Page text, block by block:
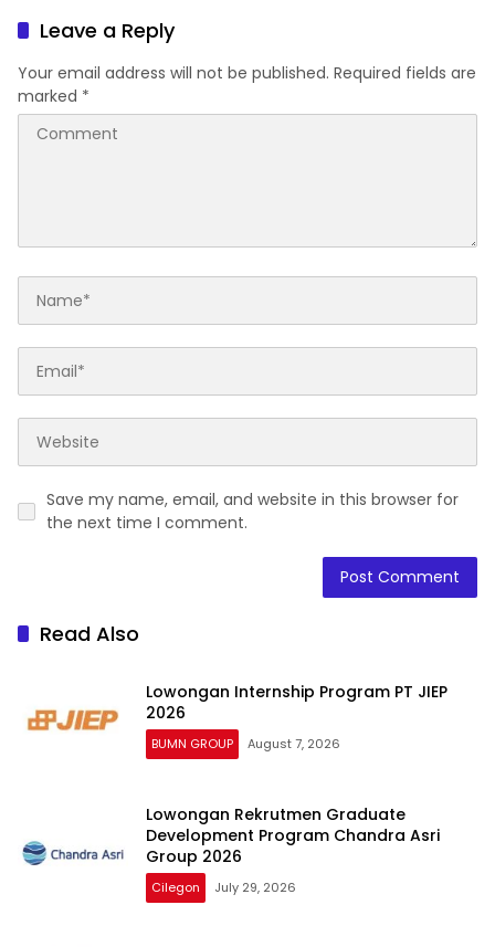
Leave a Reply
Your email address will not be published. Required fields are
marked *
Save my name, email, and website in this browser for
the next time I comment.
Read Also
Lowongan Internship Program PT JIEP
2026
BUMN GROUP August 7, 2026
Lowongan Rekrutmen Graduate
Development Program Chandra Asri
Group 2026
Cilegon July 29, 2026